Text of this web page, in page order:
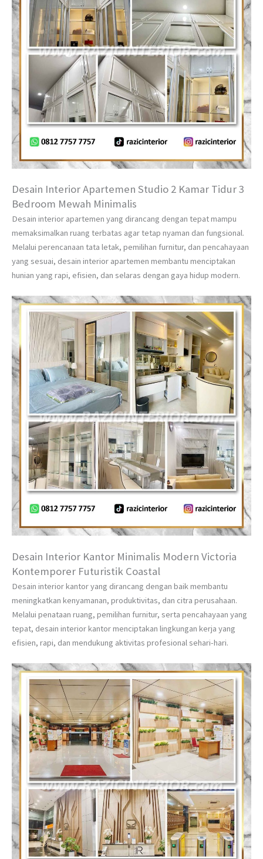
Desain Interior Apartemen Studio 2 Kamar Tidur 3
Bedroom Mewah Minimalis
Desain interior apartemen yang dirancang dengan tepat mampu
memaksimalkan ruang terbatas agar tetap nyaman dan fungsional.
Melalui perencanaan tata letak, pemilihan furnitur, dan pencahayaan
yang sesuai, desain interior apartemen membantu menciptakan
hunian yang rapi, efisien, dan selaras dengan gaya hidup modern.
Desain Interior Kantor Minimalis Modern Victoria
Kontemporer Futuristik Coastal
Desain interior kantor yang dirancang dengan baik membantu
meningkatkan kenyamanan, produktivitas, dan citra perusahaan.
Melalui penataan ruang, pemilihan furnitur, serta pencahayaan yang
tepat, desain interior kantor menciptakan lingkungan kerja yang
efisien, rapi, dan mendukung aktivitas profesional sehari-hari.